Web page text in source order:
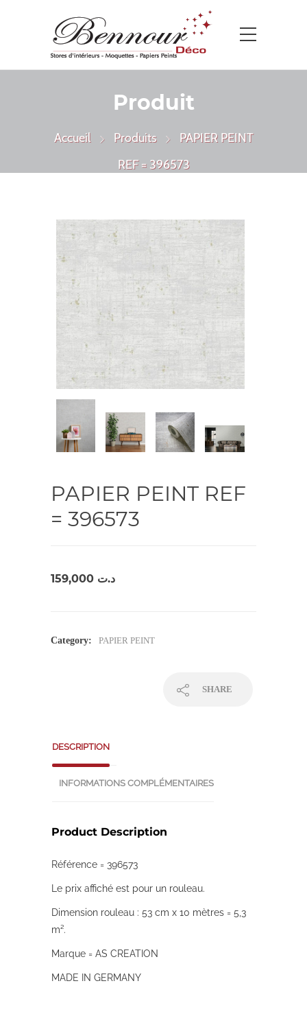
Produit
Accueil Produits
PAPIER PEINT
REF = 396573
PAPIER PEINT REF
= 396573
د.ت
Category: PAPIER PEINT
SHARE
DESCRIPTION
INFORMATIONS COMPLÉMENTAIRES
Product Description
Référence = 396573
Le prix affiché est pour un rouleau.
Dimension rouleau : 53 cm x 10 mètres = 5,3
m².
Marque = AS CREATION
MADE IN GERMANY